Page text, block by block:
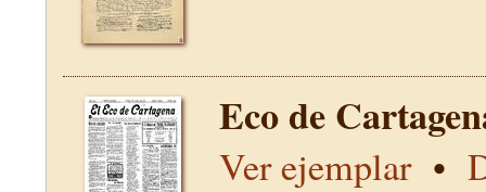
Eco de
Ver ejemplar•